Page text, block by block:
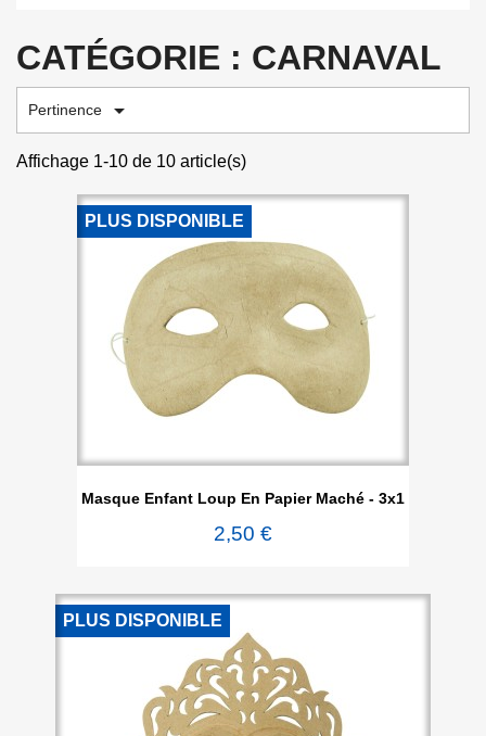
CATÉGORIE : CARNAVAL
Pertinence 
Affichage 1-10 de 10 article(s)
Masque Enfant Loup En Papier Maché - 3x1
2,50 €
PLUS DISPONIBLE
PLUS DISPONIBLE